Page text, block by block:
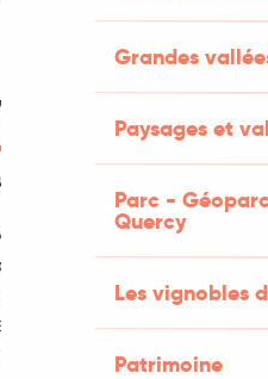
Grandes
Paysages et
Parc -
Quercy
Les vignobles
Patrimoine
LE SOIR ?
journée de visite
envie de déguster un
? Ou alors de manger
de repas ? Voici notre
pour passer une belle